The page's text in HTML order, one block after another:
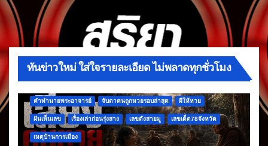
ทันข่าวใหม่ ใส่ใจรายละเอียด ไม่พลาดทุกชั่วโมง
คำทำนายพระอาจารย์ จับตาคนถูกหวยรอบล่าสุด ผีให้หวย
ฝันเห็นเลข เรื่องเล่าก่อนรุ่งสาง เลขดังสายมู เลขเด็ด78จังหวัด
เหตุบ้านการเมือง